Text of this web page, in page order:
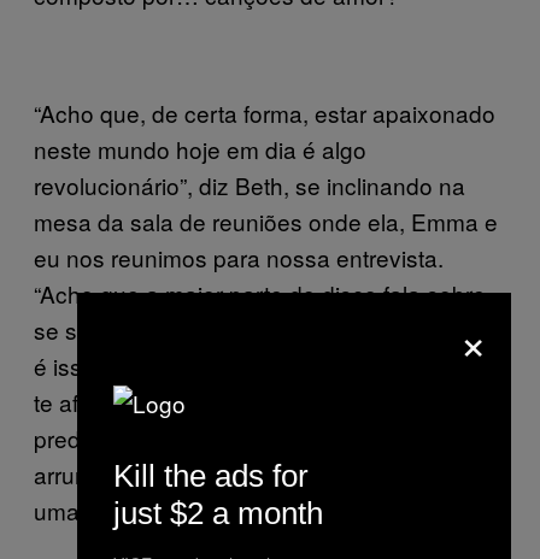
“Acho que, de certa forma, estar apaixonado
neste mundo hoje em dia é algo
revolucionário”, diz Beth, se inclinando na
mesa da sala de reuniões onde ela, Emma e
eu nos reunimos para nossa entrevista.
“Acho que a maior parte do disco fala sobre
se sentir inspirado… E de alguma forma não
é isso que a sociedade espera de você, pois
te afasta das coisas que as pessoas estão
predestinadas a fazer neste mundo, como
arrumar um trabalho, ganhar dinheiro, criar
uma família e todas essas coisas”.
×
Kill the ads for
just $2 a month